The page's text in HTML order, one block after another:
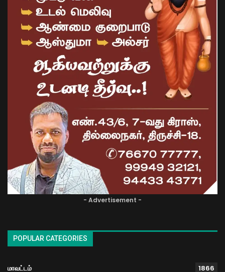
- Advertisement -
POPULAR CATEGORIES
மாவட்டம் 1866